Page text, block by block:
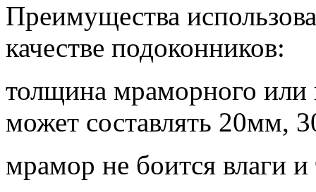
Преимущества
качестве подоконников:
толщина мраморного или
может составлять 20мм,
мрамор не боится влаги